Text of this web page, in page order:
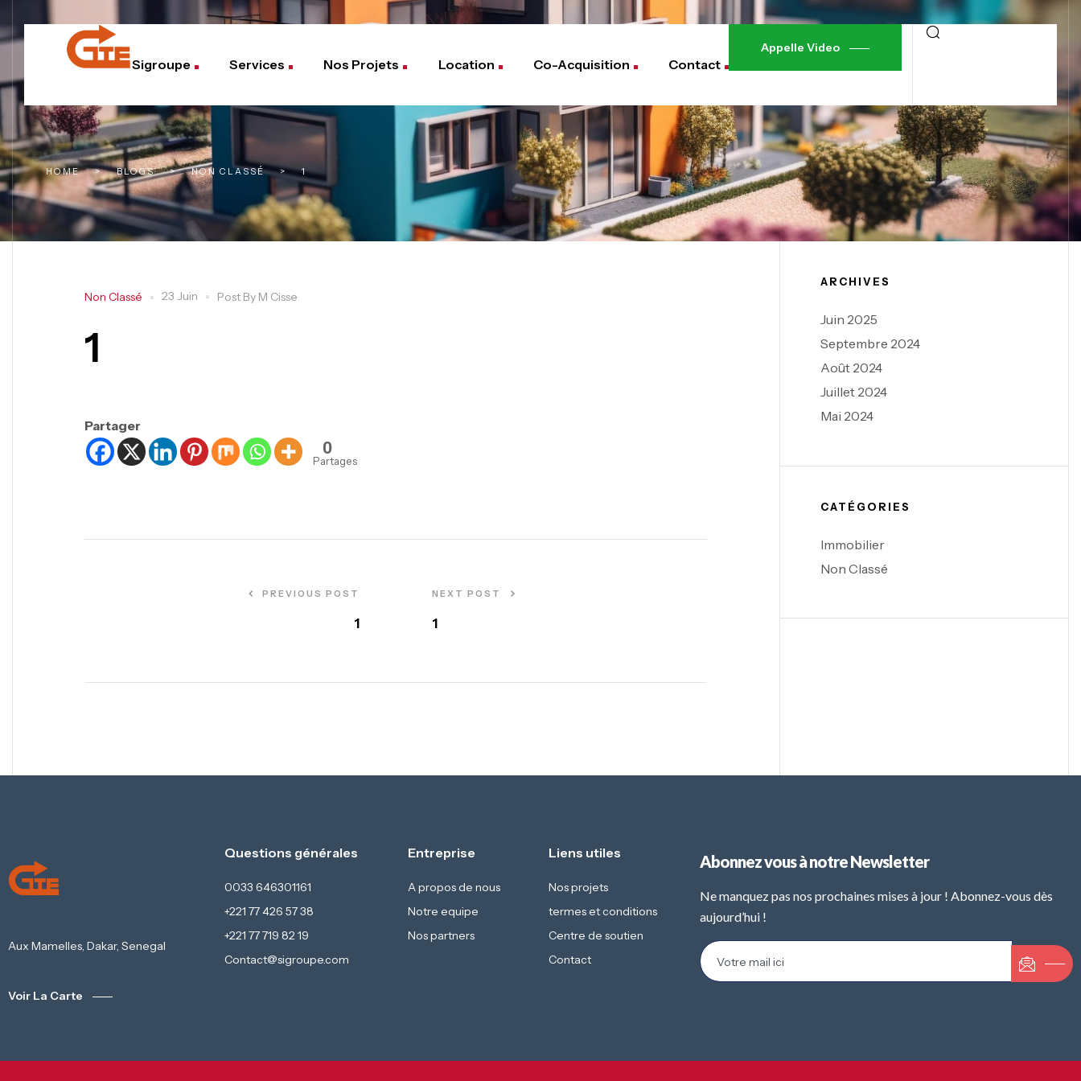
Sigroupe Services Nos Projets Location Co-Acquisition Contact
Appelle Video
HOME > BLOGS > NON CLASSÉ > 1
Non Classé 23 Juin Post By M Cisse
1
Partager
0
Partages
PREVIOUS POST
1
NEXT POST
1
ARCHIVES
Juin 2025
Septembre 2024
Août 2024
Juillet 2024
Mai 2024
CATÉGORIES
Immobilier
Non Classé
Aux Mamelles, Dakar, Senegal
Voir La Carte
Questions générales
0033 646301161
+221 77 426 57 38
+221 77 719 82 19
Contact@sigroupe.com
Entreprise
A propos de nous
Notre equipe
Nos partners
Liens utiles
Nos projets
termes et conditions
Centre de soutien
Contact
Abonnez vous à notre Newsletter
Ne manquez pas nos prochaines mises à jour ! Abonnez-vous dès
aujourd’hui !